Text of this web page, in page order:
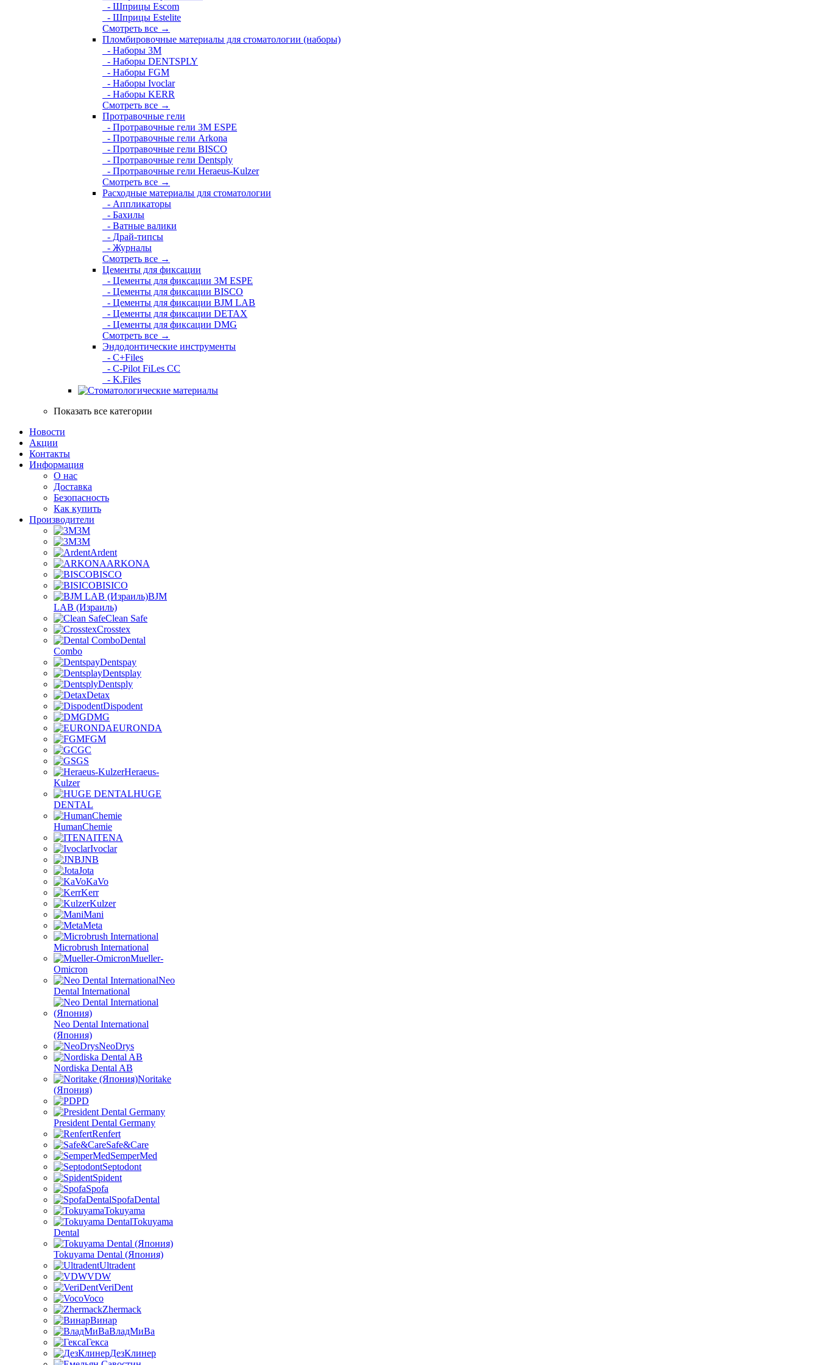
- Шприцы Escom
- Шприцы Estelite
Смотреть все →
Пломбировочные материалы для стоматологии (наборы)
- Наборы 3М
- Наборы DENTSPLY
- Наборы FGM
- Наборы Ivoclar
- Наборы KERR
Смотреть все →
Протравочные гели
- Протравочные гели 3М ESPE
- Протравочные гели Arkona
- Протравочные гели BISCO
- Протравочные гели Dentsply
- Протравочные гели Heraeus-Kulzer
Смотреть все →
Расходные материалы для стоматологии
- Аппликаторы
- Бахилы
- Ватные валики
- Драй-типсы
- Журналы
Смотреть все →
Цементы для фиксации
- Цементы для фиксации 3M ESPE
- Цементы для фиксации BISCO
- Цементы для фиксации BJM LAB
- Цементы для фиксации DETAX
- Цементы для фиксации DMG
Смотреть все →
Эндодонтические инструменты
- C+Files
- C-Pilot FiLes CC
- K.Files
Показать все категории
Новости
Акции
Контакты
Информация
О нас
Доставка
Безопасность
Как купить
Производители
3M
3М
Ardent
ARKONA
BISCO
BISICO
BJM
LAB (Израиль)
Clean Safe
Crosstex
Dental
Combo
Dentspay
Dentsplay
Dentsply
Detax
Dispodent
DMG
EURONDA
FGM
GC
GS
Heraeus-
Kulzer
HUGE
DENTAL
HumanChemie
ITENA
Ivoclar
JNB
Jota
KaVo
Kerr
Kulzer
Mani
Meta
Microbrush International
Mueller-
Omicron
Neo
Dental International
Neo Dental International
(Япония)
NeoDrys
Nordiska Dental AB
Noritake
(Япония)
PD
President Dental Germany
Renfert
Safe&Care
SemperMed
Septodont
Spident
Spofa
SpofaDental
Tokuyama
Tokuyama
Dental
Tokuyama Dental (Япония)
Ultradent
VDW
VeriDent
Voco
Zhermack
Винар
ВладМиВа
Гекса
ДезКлинер